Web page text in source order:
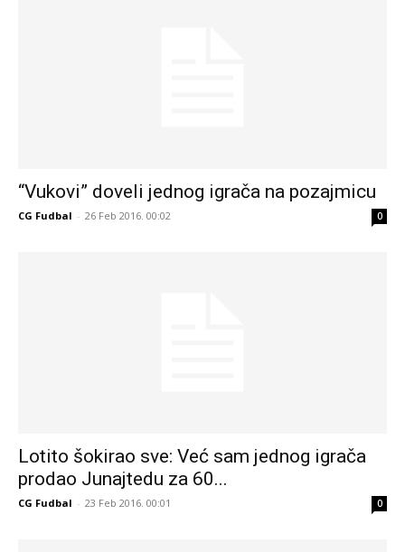
“Vukovi” doveli jednog igrača na pozajmicu
CG Fudbal - 26 Feb 2016. 00:02 0
Lotito šokirao sve: Već sam jednog igrača
prodao Junajtedu za 60...
CG Fudbal - 23 Feb 2016. 00:01 0